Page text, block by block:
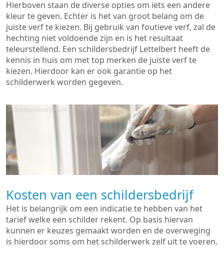
Hierboven staan de diverse opties om iets een andere
kleur te geven. Echter is het van groot belang om de
juiste verf te kiezen. Bij gebruik van foutieve verf, zal de
hechting niet voldoende zijn en is het resultaat
teleurstellend. Een schildersbedrijf Lettelbert heeft de
kennis in huis om met top merken de juiste verf te
kiezen. Hierdoor kan er ook garantie op het
schilderwerk worden gegeven.
Kosten van een schildersbedrijf
Het is belangrijk om een indicatie te hebben van het
tarief welke een schilder rekent. Op basis hiervan
kunnen er keuzes gemaakt worden en de overweging
is hierdoor soms om het schilderwerk zelf uit te voeren.